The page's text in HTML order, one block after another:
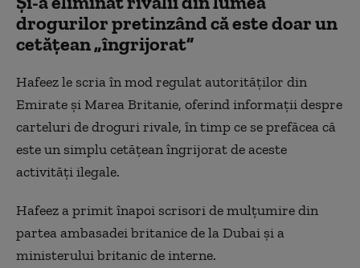
drogurilor pretinzând că este doar un
cetățean „îngrijorat”
Hafeez le scria în mod regulat autorităților din
Emirate și Marea Britanie, oferind informații despre
carteluri de droguri rivale, în timp ce se prefăcea că
este un simplu cetățean îngrijorat de aceste
activități ilegale.
Hafeez a primit înapoi scrisori de mulțumire din
partea ambasadei britanice de la Dubai și a
ministerului britanic de interne.